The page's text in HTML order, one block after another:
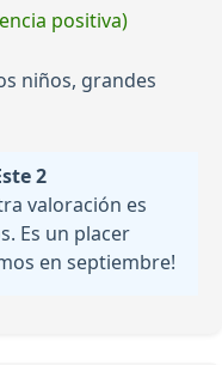
positiva)
niños, grandes
2
valoración es
Es un placer
en septiembre!